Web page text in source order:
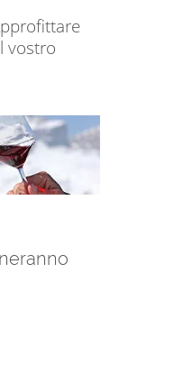
vostro